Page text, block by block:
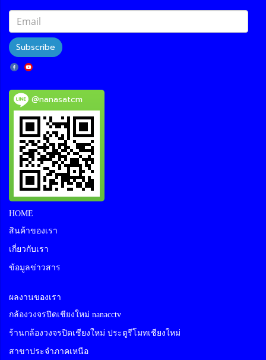
Subscribe
@nanasatcm
HOME
สินค้าของเรา
เกี่ยวกับเรา
ข้อมูลข่าวสาร
ผลงานของเรา
กล้องวงจรปิดเชียงใหม่ nanacctv
ร้านกล้องวงจรปิดเชียงใหม่ ประตูรีโมทเชียงใหม่
สาขาประจำภาคเหนือ